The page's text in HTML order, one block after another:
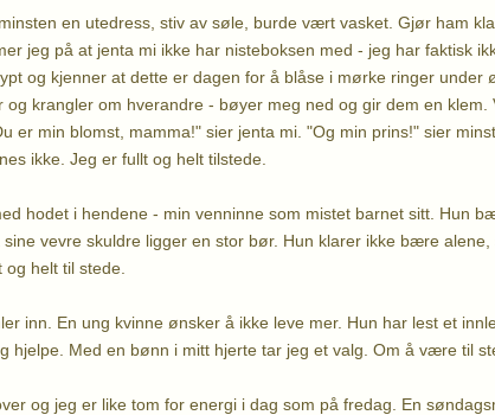
en utedress, stiv av søle, burde vært vasket. Gjør ham
jeg på at jenta mi ikke har nisteboksen med - jeg har faktisk
og kjenner at dette er dagen for å blåse i mørke ringer under
og krangler om hverandre - bøyer meg ned og gir dem en
er min blomst, mamma!" sier jenta mi. "Og min prins!" sier
ikke. Jeg er fullt og helt tilstede.
hodet i hendene - min venninne som mistet barnet sitt. Hun
sine vevre skuldre ligger en stor bør. Hun klarer ikke bære
og helt til stede.
inn. En ung kvinne ønsker å ikke leve mer. Hun har lest et
hjelpe. Med en bønn i mitt hjerte tar jeg et valg. Om å være til
og jeg er like tom for energi i dag som på fredag. En